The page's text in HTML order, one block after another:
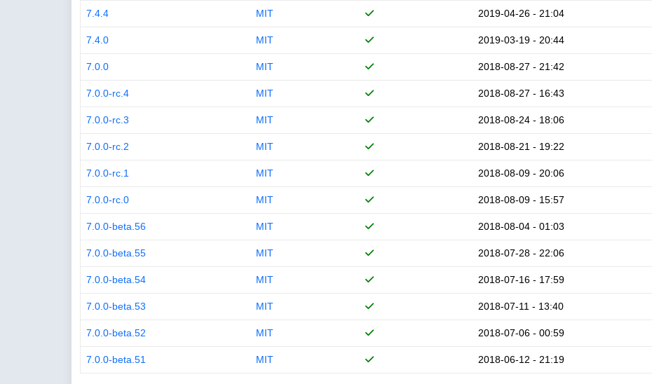
7.4.4 MIT 2019-04-26 - 21:04
7.4.0 MIT 2019-03-19 - 20:44
7.0.0 MIT 2018-08-27 - 21:42
7.0.0-rc.4 MIT 2018-08-27 - 16:43
7.0.0-rc.3 MIT 2018-08-24 - 18:06
7.0.0-rc.2 MIT 2018-08-21 - 19:22
7.0.0-rc.1 MIT 2018-08-09 - 20:06
7.0.0-rc.0 MIT 2018-08-09 - 15:57
7.0.0-beta.56 MIT 2018-08-04 - 01:03
7.0.0-beta.55 MIT 2018-07-28 - 22:06
7.0.0-beta.54 MIT 2018-07-16 - 17:59
7.0.0-beta.53 MIT 2018-07-11 - 13:40
7.0.0-beta.52 MIT 2018-07-06 - 00:59
7.0.0-beta.51 MIT 2018-06-12 - 21:19